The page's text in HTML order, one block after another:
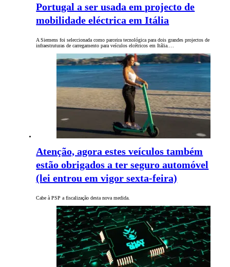
Portugal a ser usada em projecto de
mobilidade eléctrica em Itália
A Siemens foi seleccionada como parceira tecnológica para dois grandes projectos de
infraestruturas de carregamento para veículos elcétricos em Itália.…
Atenção, agora estes veículos também
estão obrigados a ter seguro automóvel
(lei entrou em vigor sexta-feira)
Cabe à PSP a fiscalização desta nova medida.